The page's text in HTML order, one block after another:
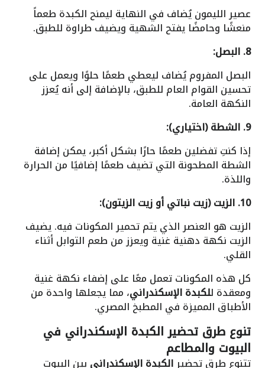
عصير الليمون يُضاف في النهاية ليمنح الكبدة طعماً
منعشًا وحامضًا يفتح الشهية ويضيف طراوة للطبق.
8. البصل:
البصل المفروم يُضاف ليعطي طعمًا حلوًا ويعمل على
تحسين القوام العام للطبق، بالإضافة إلى أنه يُعزز
النكهة العامة.
9. الشطة (اختياري):
إذا كنتِ تفضلين طعمًا حارًا بشكل أكبر، يمكن إضافة
الشطة المطحونة التي تضيف طعمًا إضافيًا من الحرارة
واللذة.
10. الزيت (زيت نباتي أو زيت الزيتون):
الزيت هو العنصر الذي يتم تحمير المكونات فيه. يضيف
الزيت نكهة دهنية غنية ويعزز من طعم التوابل أثناء
القلي.
كل هذه المكونات تعمل معًا على إضفاء نكهة غنية
ومعقدة للكبدة الإسكندراني، مما يجعلها واحدة من
الأطباق المميزة في المطبخ المصري.
تنوع طرق تحضير الكبدة الإسكندراني في
البيوت والمطاعم
تتنوع طرق تحضيرالكبدة الإسكندراني بين البيوت